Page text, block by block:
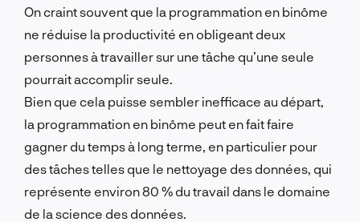
On craint souvent que la programmation en binôme
ne réduise la productivité en obligeant deux
personnes à travailler sur une tâche qu’une seule
pourrait accomplir seule.
Bien que cela puisse sembler inefficace au départ,
la programmation en binôme peut en fait faire
gagner du temps à long terme, en particulier pour
des tâches telles que le nettoyage des données, qui
représente environ 80 % du travail dans le domaine
de la science des données.